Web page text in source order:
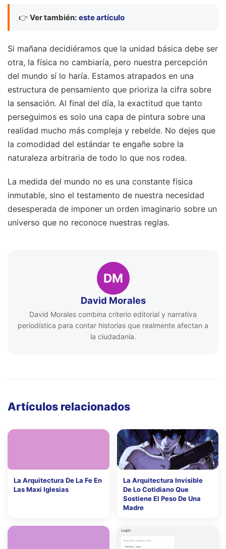
👉 Ver también: este artículo
Si mañana decidiéramos que la unidad básica debe ser
otra, la física no cambiaría, pero nuestra percepción
del mundo sí lo haría. Estamos atrapados en una
estructura de pensamiento que prioriza la cifra sobre
la sensación. Al final del día, la exactitud que tanto
perseguimos es solo una capa de pintura sobre una
realidad mucho más compleja y rebelde. No dejes que
la comodidad del estándar te engañe sobre la
naturaleza arbitraria de todo lo que nos rodea.
La medida del mundo no es una constante física
inmutable, sino el testamento de nuestra necesidad
desesperada de imponer un orden imaginario sobre un
universo que no reconoce nuestras reglas.
DM
David Morales
David Morales combina criterio editorial y narrativa
periodística para contar historias que realmente afectan a
la ciudadanía.
Artículos relacionados
La Arquitectura De La Fe En
Las Maxi Iglesias
La Arquitectura Invisible
De Lo Cotidiano Que
Sostiene El Peso De Una
Madre